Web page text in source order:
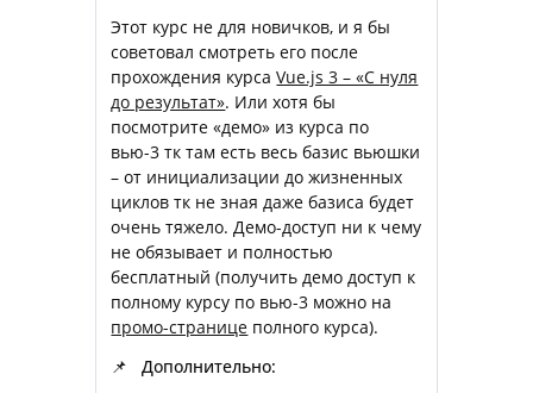
Этот курс не для новичков, и я бы
советовал смотреть его после
прохождения курсаVue.js 3 – «С нуля
до результат». Или хотя бы
посмотрите «демо» из курса по
вью-3 тк там есть весь базис вьюшки
– от инициализации до жизненных
циклов тк не зная даже базиса будет
очень тяжело. Демо-доступ ни к чему
не обязывает и полностью
бесплатный (получить демо доступ к
полному курсу по вью-3 можно на
промо-странице полного курса).
📌 Дополнительно: